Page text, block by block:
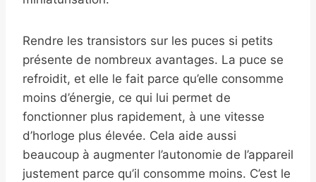
Rendre les transistors sur les puces si petits
présente de nombreux avantages. La puce se
refroidit, et elle le fait parce qu’elle consomme
moins d’énergie, ce qui lui permet de
fonctionner plus rapidement, à une vitesse
d’horloge plus élevée. Cela aide aussi
beaucoup à augmenter l’autonomie de l’appareil
justement parce qu’il consomme moins. C’est le